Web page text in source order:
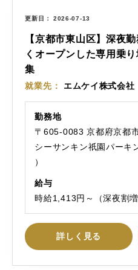
更新日 2026-07-13
【京都市東山区】深夜
くオープンした専用乗
集
就業先 エムケイ株式会
勤務地
〒605-0083 京都府京都
シーサンキン祇園パーキ
）
給与
時給1,413円～（深夜割増
詳しく見る